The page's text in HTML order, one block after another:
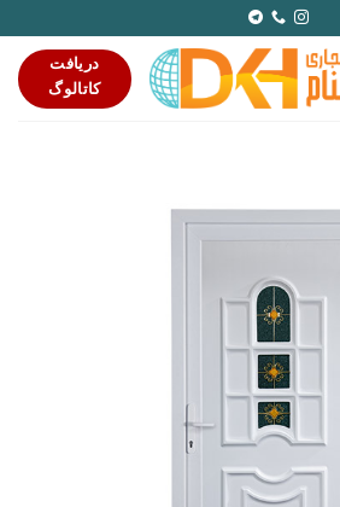
دریافت
کاتالوگ